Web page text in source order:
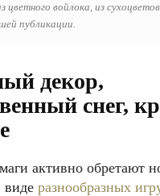
цветного войлока, из
публикации.
декор,
снег,
активно обретают
разнообразных